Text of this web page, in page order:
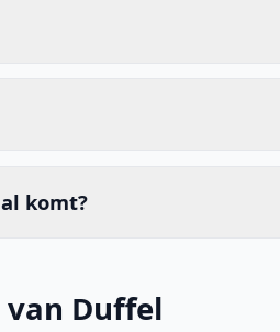
komt?
Duffel